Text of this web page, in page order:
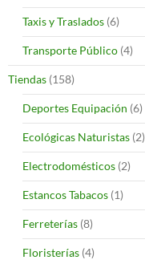
Taxis y Traslados (6)
Transporte Público (4)
Tiendas (158)
Deportes Equipación (6)
Ecológicas Naturistas (2)
Electrodomésticos (2)
Estancos Tabacos (1)
Ferreterías (8)
Floristerías (4)